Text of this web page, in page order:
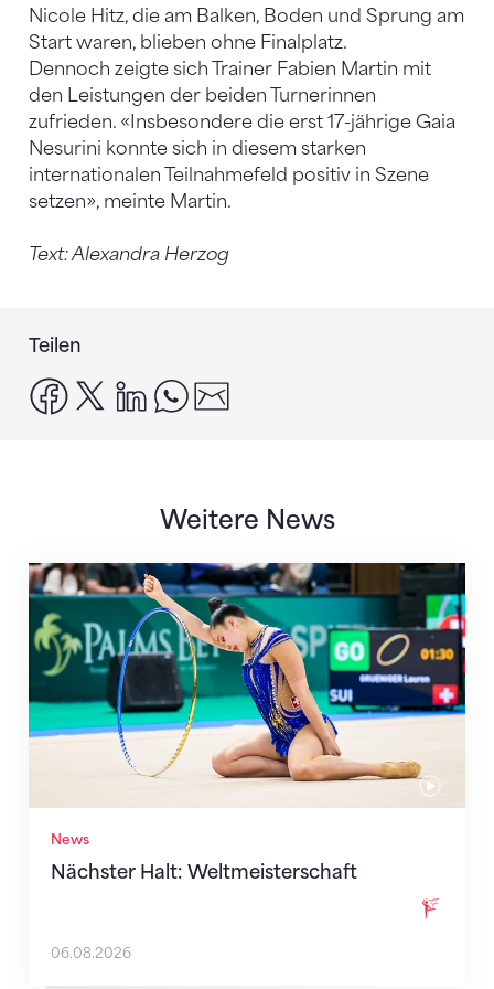
Nicole Hitz, die am Balken, Boden und Sprung am
Start waren, blieben ohne Finalplatz.
Dennoch zeigte sich Trainer Fabien Martin mit
den Leistungen der beiden Turnerinnen
zufrieden. «Insbesondere die erst 17-jährige Gaia
Nesurini konnte sich in diesem starken
internationalen Teilnahmefeld positiv in Szene
setzen», meinte Martin.
Text: Alexandra Herzog
Teilen
facebook
x linkedinwhatsapp
Weitere News
News
Nächster Halt: Weltmeisterschaft
Nächster Halt: Weltmeisterschaft
06.08.2026